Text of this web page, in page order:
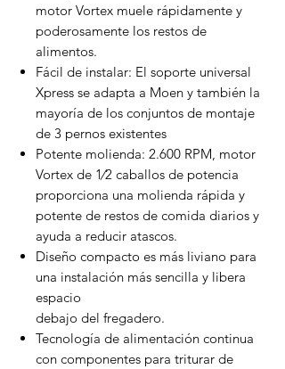
motor Vortex muele rápidamente y
poderosamente los restos de
alimentos.
Fácil de instalar: El soporte universal
Xpress se adapta a Moen y también la
mayoría de los conjuntos de montaje
de 3 pernos existentes
Potente molienda: 2.600 RPM, motor
Vortex de 1⁄2 caballos de potencia
proporciona una molienda rápida y
potente de restos de comida diarios y
ayuda a reducir atascos.
Diseño compacto es más liviano para
una instalación más sencilla y libera
espacio
debajo del fregadero.
Tecnología de alimentación continua
con componentes para triturar de